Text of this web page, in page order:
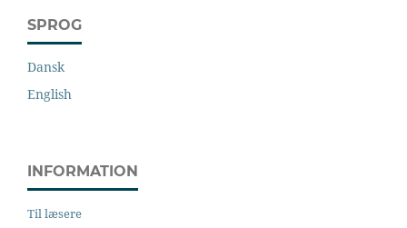
SPROG
Dansk
English
INFORMATION
Til læsere